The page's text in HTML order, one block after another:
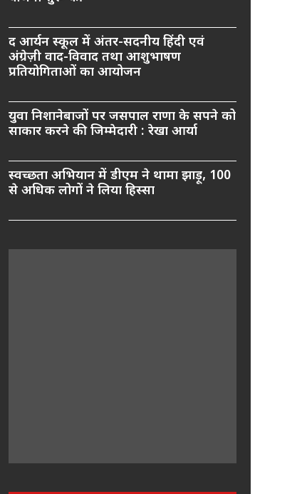
द आर्यन स्कूल में अंतर-सदनीय हिंदी एवं
अंग्रेज़ी वाद-विवाद तथा आशुभाषण
प्रतियोगिताओं का आयोजन
युवा निशानेबाजों पर जसपाल राणा के सपने को
साकार करने की जिम्मेदारी : रेखा आर्या
स्वच्छता अभियान में डीएम ने थामा झाड़ू, 100
से अधिक लोगों ने लिया हिस्सा